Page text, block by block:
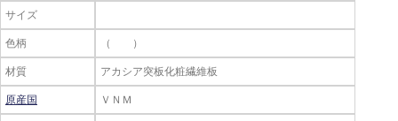
サイズ
色柄 （ ）
材質 アカシア突板化粧繊維板
原産国 ＶＮＭ